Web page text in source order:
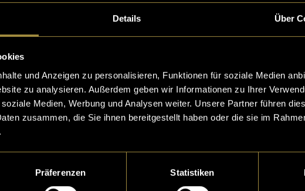
Details Über
und Anzeigen zu personalisieren, Funktionen für soziale Medien
zu analysieren. Außerdem geben wir Informationen zu Ihrer
Medien, Werbung und Analysen weiter. Unsere Partner führen
zusammen, die Sie ihnen bereitgestellt haben oder die sie im
Präferenzen Statistiken